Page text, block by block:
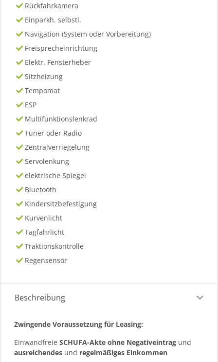
Rückfahrkamera
Einparkh. selbstl.
Navigation (System oder Vorbereitung)
Freisprecheinrichtung
Elektr. Fensterheber
Sitzheizung
Tempomat
ESP
Multifunktionslenkrad
Tuner oder Radio
Zentralverriegelung
Servolenkung
elektrische Spiegel
Bluetooth
Kindersitzbefestigung
Kurvenlicht
Tagfahrlicht
Traktionskontrolle
Regensensor
Beschreibung
Zwingende Voraussetzung für Leasing:
Einwandfreie SCHUFA-Akte ohne Negativeintrag und
ausreichendes und regelmäßiges Einkommen